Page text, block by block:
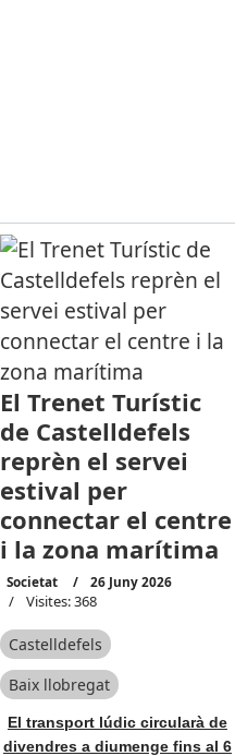
El Trenet Turístic
de Castelldefels
reprèn el servei
estival per
connectar el centre
i la zona marítima
Societat 26 Juny 2026
Visites: 368
Castelldefels
Baix llobregat
El transport lúdic circularà de
divendres a diumenge fins al 6